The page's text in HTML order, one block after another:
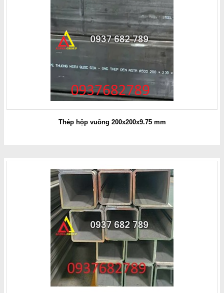
Thép hộp vuông 200x200x9.75 mm